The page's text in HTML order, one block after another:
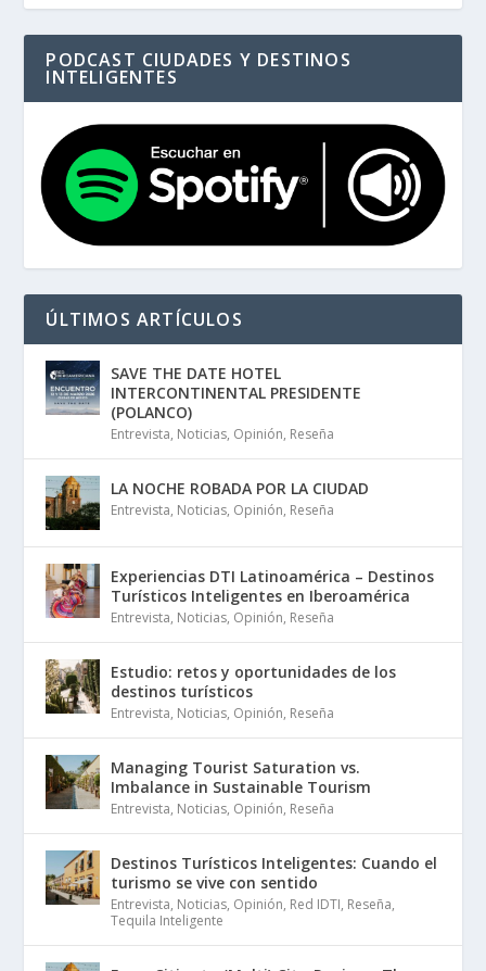
PODCAST CIUDADES Y DESTINOS
INTELIGENTES
ÚLTIMOS ARTÍCULOS
SAVE THE DATE HOTEL
INTERCONTINENTAL PRESIDENTE
(POLANCO)
Entrevista, Noticias, Opinión, Reseña
LA NOCHE ROBADA POR LA CIUDAD
Entrevista, Noticias, Opinión, Reseña
Experiencias DTI Latinoamérica – Destinos
Turísticos Inteligentes en Iberoamérica
Entrevista, Noticias, Opinión, Reseña
Estudio: retos y oportunidades de los
destinos turísticos
Entrevista, Noticias, Opinión, Reseña
Managing Tourist Saturation vs.
Imbalance in Sustainable Tourism
Entrevista, Noticias, Opinión, Reseña
Destinos Turísticos Inteligentes: Cuando el
turismo se vive con sentido
Entrevista, Noticias, Opinión, Red IDTI, Reseña,
Tequila Inteligente